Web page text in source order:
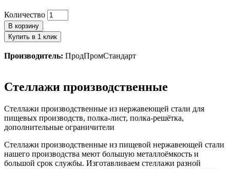
Количество
В корзину
Купить в 1 клик
Производитель: ПродПромСтандарт
Стеллажи производственные
Стеллажи производственные из нержавеющей стали для
пищевых производств, полка-лист, полка-решётка,
дополнительные ограничители
Стеллажи производственные из пищевой нержавеющей стали
нашего производства меют большую металлоёмкость и
большой срок службы. Изготавливаем стеллажи разной